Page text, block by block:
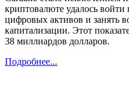
криптовалюте удалось
цифровых активов и занять
капитализации. Этот
38 миллиардов долларов.
Подробнее...